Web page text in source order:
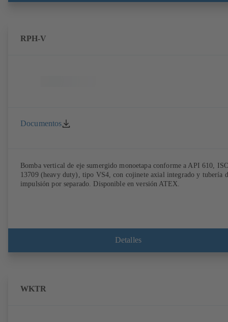
RPH-V
Documentos
Bomba vertical de eje sumergido monoetapa conforme a API 610,
13709 (heavy duty), tipo VS4, con cojinete axial integrado y tubería
impulsión por separado. Disponible en versión ATEX.
Detalles
WKTR